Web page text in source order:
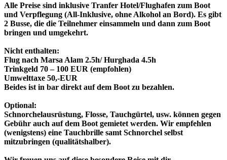
Alle Preise sind inklusive Tranfer Hotel/Flughafen zum Boot
und Verpflegung (All-Inklusive, ohne Alkohol an Bord). Es gibt
2 Busse, die die Teilnehmer einsammeln und dann zum Boot
bringen und umgekehrt.
Nicht enthalten:
Flug nach Marsa Alam 2.5h/ Hurghada 4.5h
Trinkgeld 70 – 100 EUR (empfohlen)
Umwelttaxe 50,-EUR
Beides ist in bar direkt auf dem Boot zu bezahlen.
Optional:
Schnorchelausrüstung, Flosse, Tauchgürtel, usw. können gegen
Gebühr auch auf dem Boot gemietet werden. Wir empfehlen
(wenigstens) eine Tauchbrille samt Schnorchel selbst
mitzubringen (qualitätshalber).